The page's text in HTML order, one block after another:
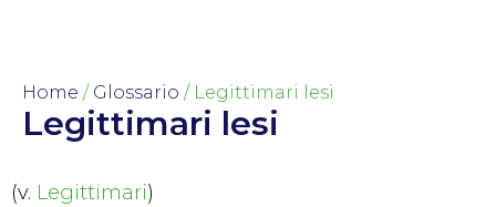
Home / Glossario / Legittimari lesi
Legittimari lesi
(v. Legittimari)